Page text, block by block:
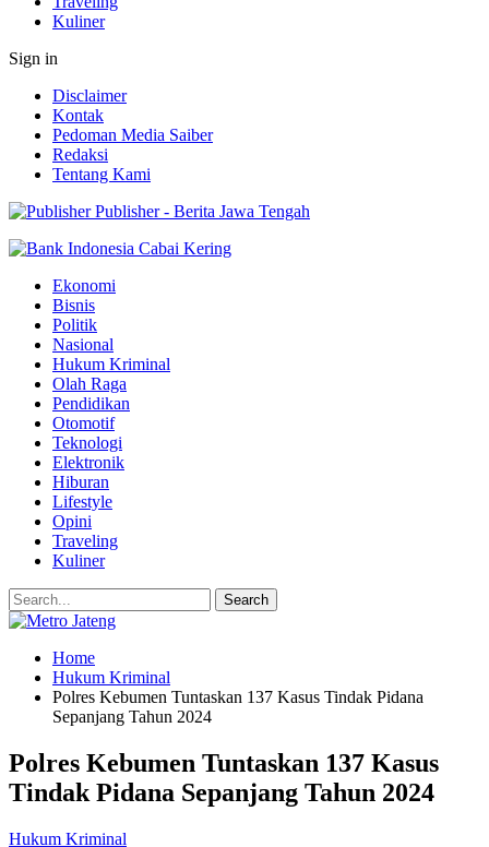
Kuliner
Sign in
Disclaimer
Kontak
Pedoman Media Saiber
Redaksi
Tentang Kami
Publisher - Berita Jawa Tengah
Ekonomi
Bisnis
Politik
Nasional
Hukum Kriminal
Olah Raga
Pendidikan
Otomotif
Teknologi
Elektronik
Hiburan
Lifestyle
Opini
Traveling
Kuliner
Home
Hukum Kriminal
Polres Kebumen Tuntaskan 137 Kasus Tindak Pidana
Sepanjang Tahun 2024
Polres Kebumen Tuntaskan 137 Kasus
Tindak Pidana Sepanjang Tahun 2024
Hukum Kriminal